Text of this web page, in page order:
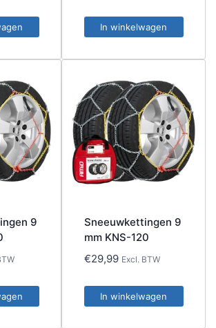
In winkelwagen
9
Sneeuwkettingen 9
mm KNS-120
€29,99 Excl. BTW
In winkelwagen